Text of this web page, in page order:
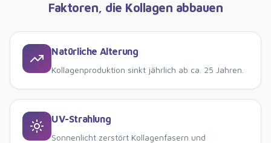
Faktoren, die Kollagen abbauen
Natürliche Alterung
Kollagenproduktion sinkt jährlich ab ca. 25 Jahren.
UV-Strahlung
Sonnenlicht zerstört Kollagenfasern und